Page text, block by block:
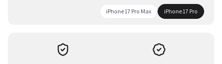
iPhone 17 Pro
iPhone 17 Pro Max